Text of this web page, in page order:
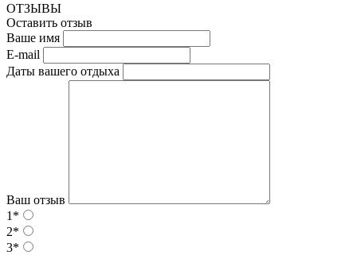
ОТЗЫВЫ
Оставить отзыв
Ваше имя
E-mail
Даты вашего отдыха
Ваш отзыв
1*
2*
3*